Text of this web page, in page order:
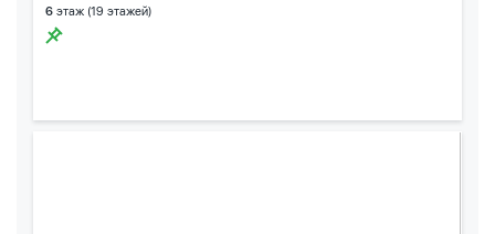
6 этаж (19 этажей)